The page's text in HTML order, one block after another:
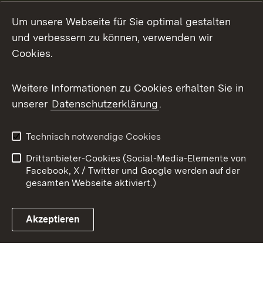
X / Twitter
Youtube
Link zum Landesportal
Kontakt
Datenschutz
Barrierefreiheit
Impressum
Cookies
Um unsere Webseite für Sie optimal gestalten
und verbessern zu können, verwenden wir
Cookies.
Weitere Informationen zu Cookies erhalten Sie in
unserer Datenschutzerklärung.
Technisch notwendige Cookies
Drittanbieter-Cookies (Social-Media-Elemente von
Facebook, X / Twitter und Google werden auf der
gesamten Webseite aktiviert.)
Akzeptieren